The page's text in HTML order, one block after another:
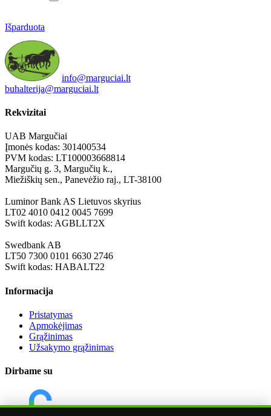
Išparduota
info@marguciai.lt
buhalterija@marguciai.lt
Rekvizitai
UAB Margučiai
Įmonės kodas: 301400534
PVM kodas: LT100003668814
Margučių g. 3, Margučių k.,
Miežiškių sen., Panevėžio raj., LT-38100
Luminor Bank AS Lietuvos skyrius
LT02 4010 0412 0045 7699
Swift kodas: AGBLLT2X
Swedbank AB
LT50 7300 0101 6630 2746
Swift kodas: HABALT22
Informacija
Pristatymas
Apmokėjimas
Grąžinimas
Užsakymo grąžinimas
Dirbame su